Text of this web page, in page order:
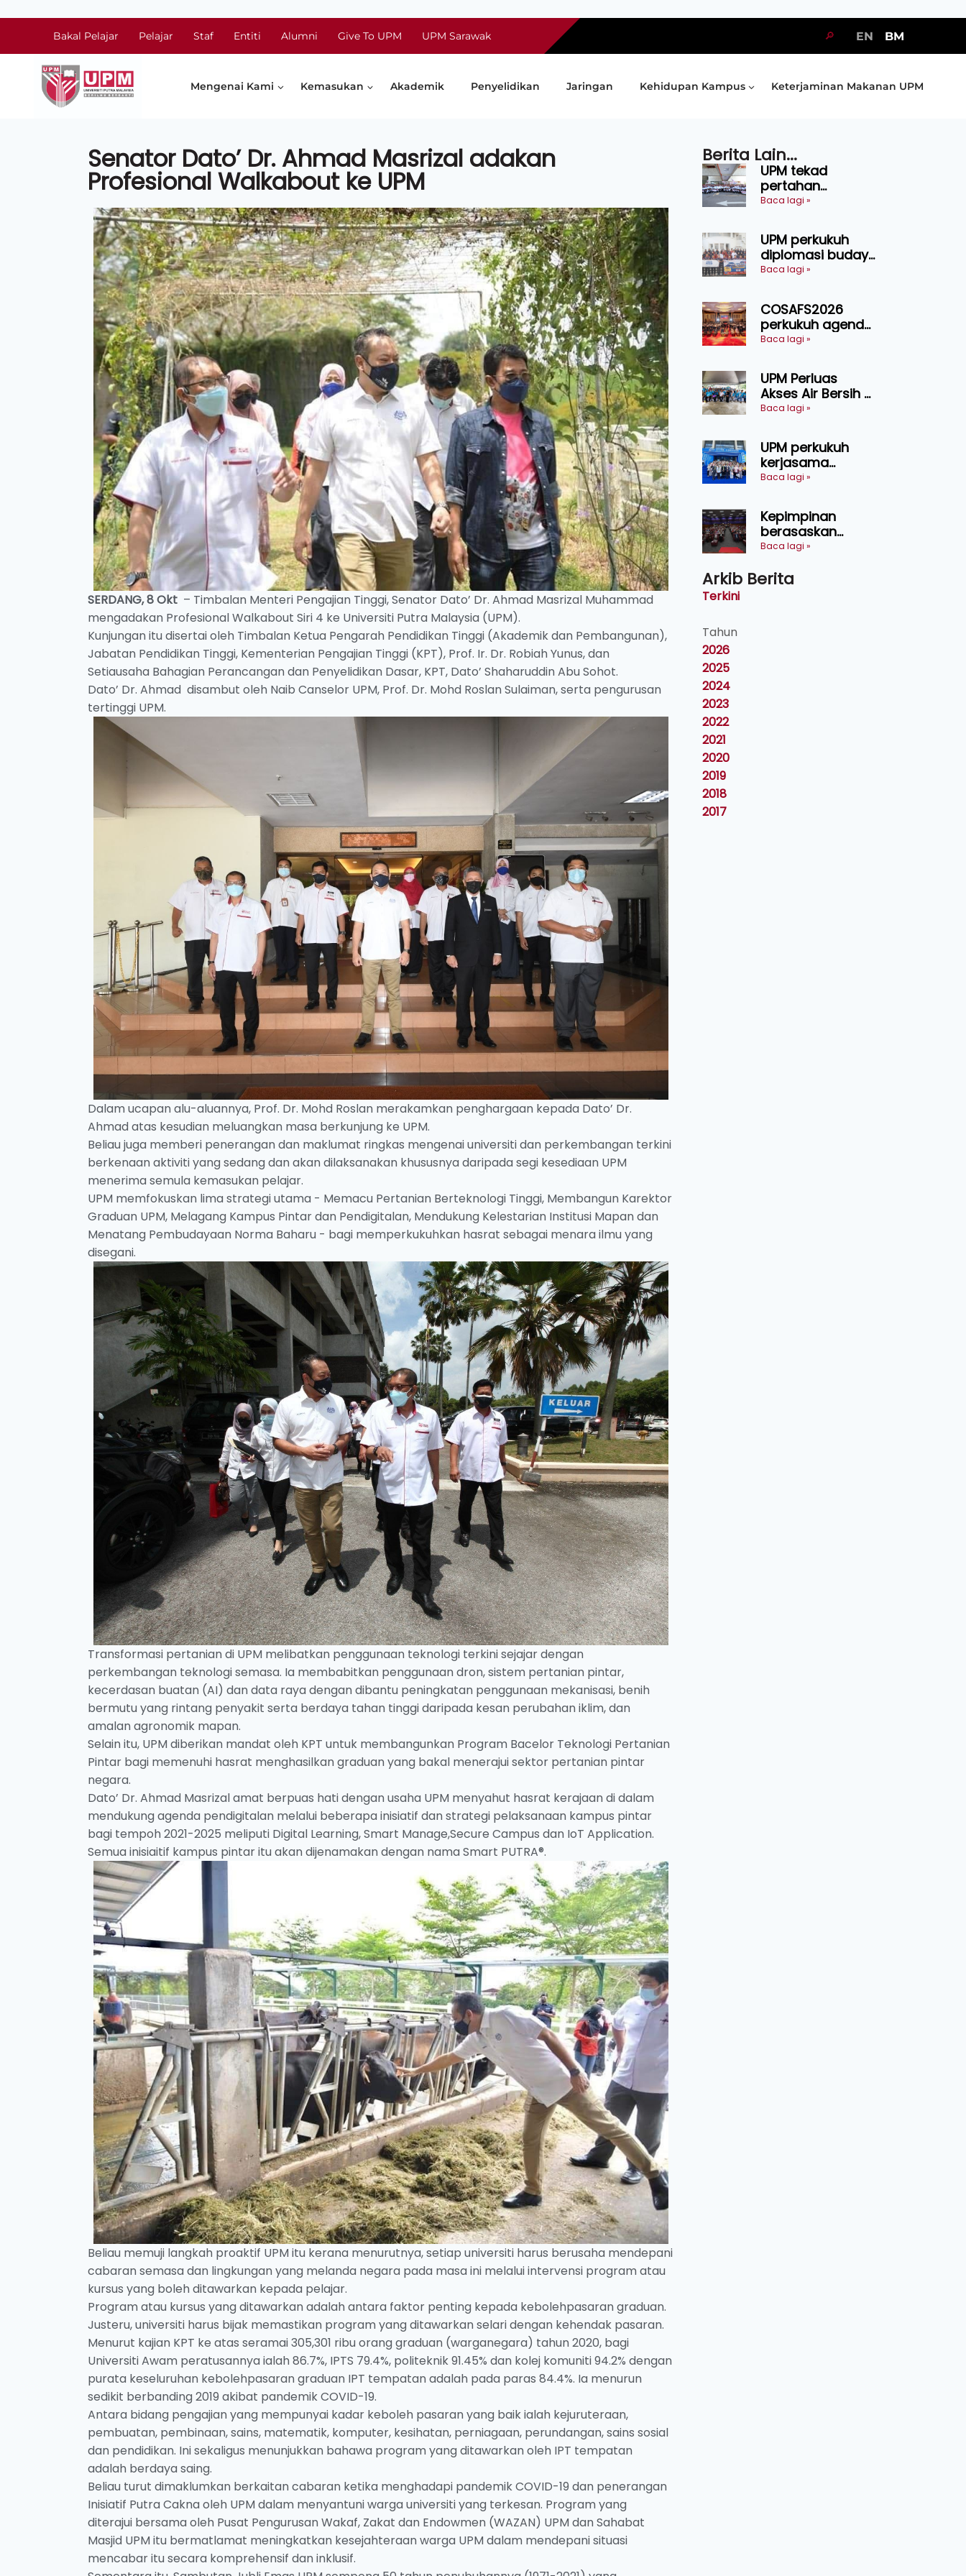
Bakal Pelajar Pelajar Staf Entiti Alumni Give To UPM UPM Sarawak 🔎 EN BM
Mengenai Kami Kemasukan Akademik Penyelidikan Jaringan Kehidupan Kampus Keterjaminan Makanan UPM
Senator Dato’ Dr. Ahmad Masrizal adakan
Profesional Walkabout ke UPM
SERDANG, 8 Okt – Timbalan Menteri Pengajian Tinggi, Senator Dato’ Dr. Ahmad Masrizal Muhammad
mengadakan Profesional Walkabout Siri 4 ke Universiti Putra Malaysia (UPM).
Kunjungan itu disertai oleh Timbalan Ketua Pengarah Pendidikan Tinggi (Akademik dan Pembangunan),
Jabatan Pendidikan Tinggi, Kementerian Pengajian Tinggi (KPT), Prof. Ir. Dr. Robiah Yunus, dan
Setiausaha Bahagian Perancangan dan Penyelidikan Dasar, KPT, Dato’ Shaharuddin Abu Sohot.
Dato’ Dr. Ahmad disambut oleh Naib Canselor UPM, Prof. Dr. Mohd Roslan Sulaiman, serta pengurusan
tertinggi UPM.
Dalam ucapan alu-aluannya, Prof. Dr. Mohd Roslan merakamkan penghargaan kepada Dato’ Dr.
Ahmad atas kesudian meluangkan masa berkunjung ke UPM.
Beliau juga memberi penerangan dan maklumat ringkas mengenai universiti dan perkembangan terkini
berkenaan aktiviti yang sedang dan akan dilaksanakan khususnya daripada segi kesediaan UPM
menerima semula kemasukan pelajar.
UPM memfokuskan lima strategi utama - Memacu Pertanian Berteknologi Tinggi, Membangun Karektor
Graduan UPM, Melagang Kampus Pintar dan Pendigitalan, Mendukung Kelestarian Institusi Mapan dan
Menatang Pembudayaan Norma Baharu - bagi memperkukuhkan hasrat sebagai menara ilmu yang
disegani.
Transformasi pertanian di UPM melibatkan penggunaan teknologi terkini sejajar dengan
perkembangan teknologi semasa. Ia membabitkan penggunaan dron, sistem pertanian pintar,
kecerdasan buatan (AI) dan data raya dengan dibantu peningkatan penggunaan mekanisasi, benih
bermutu yang rintang penyakit serta berdaya tahan tinggi daripada kesan perubahan iklim, dan
amalan agronomik mapan.
Selain itu, UPM diberikan mandat oleh KPT untuk membangunkan Program Bacelor Teknologi Pertanian
Pintar bagi memenuhi hasrat menghasilkan graduan yang bakal menerajui sektor pertanian pintar
negara.
Dato’ Dr. Ahmad Masrizal amat berpuas hati dengan usaha UPM menyahut hasrat kerajaan di dalam
mendukung agenda pendigitalan melalui beberapa inisiatif dan strategi pelaksanaan kampus pintar
bagi tempoh 2021-2025 meliputi Digital Learning, Smart Manage,Secure Campus dan IoT Application.
Semua inisiaitif kampus pintar itu akan dijenamakan dengan nama Smart PUTRA®.
Beliau memuji langkah proaktif UPM itu kerana menurutnya, setiap universiti harus berusaha mendepani
cabaran semasa dan lingkungan yang melanda negara pada masa ini melalui intervensi program atau
kursus yang boleh ditawarkan kepada pelajar.
Program atau kursus yang ditawarkan adalah antara faktor penting kepada kebolehpasaran graduan.
Justeru, universiti harus bijak memastikan program yang ditawarkan selari dengan kehendak pasaran.
Menurut kajian KPT ke atas seramai 305,301 ribu orang graduan (warganegara) tahun 2020, bagi
Universiti Awam peratusannya ialah 86.7%, IPTS 79.4%, politeknik 91.45% dan kolej komuniti 94.2% dengan
purata keseluruhan kebolehpasaran graduan IPT tempatan adalah pada paras 84.4%. Ia menurun
sedikit berbanding 2019 akibat pandemik COVID-19.
Antara bidang pengajian yang mempunyai kadar keboleh pasaran yang baik ialah kejuruteraan,
pembuatan, pembinaan, sains, matematik, komputer, kesihatan, perniagaan, perundangan, sains sosial
dan pendidikan. Ini sekaligus menunjukkan bahawa program yang ditawarkan oleh IPT tempatan
adalah berdaya saing.
Beliau turut dimaklumkan berkaitan cabaran ketika menghadapi pandemik COVID-19 dan penerangan
Inisiatif Putra Cakna oleh UPM dalam menyantuni warga universiti yang terkesan. Program yang
diterajui bersama oleh Pusat Pengurusan Wakaf, Zakat dan Endowmen (WAZAN) UPM dan Sahabat
Masjid UPM itu bermatlamat meningkatkan kesejahteraan warga UPM dalam mendepani situasi
mencabar itu secara komprehensif dan inklusif.
Berita Lain...
UPM tekad
pertahan
kejuaraan SUKUM
pingat emas
Baca lagi »
UPM perkukuh
diplomasi budaya
Malaysia-
Narasi Nusantara
Baca lagi »
COSAFS2026
perkukuh agenda
keselamatan
AgriHub pacu
transformasi
pertanian
Sarawak
Baca lagi »
UPM Perluas
Akses Air Bersih di
31 Kediaman
Chini
Baca lagi »
UPM perkukuh
kerjasama
pendidikan pintar
lawatan rasmi ke
China
Baca lagi »
Kepimpinan
berasaskan
kepercayaan
kecemerlangan
Baca lagi »
Arkib Berita
Terkini
Tahun
2026
2025
2024
2023
2022
2021
2020
2019
2018
2017